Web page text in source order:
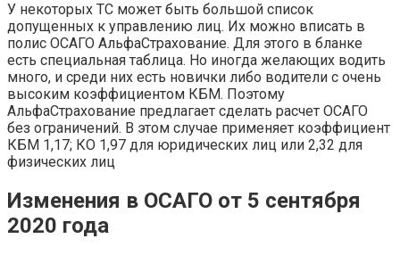
У некоторых ТС может быть большой список
допущенных к управлению лиц. Их можно вписать в
полис ОСАГО АльфаСтрахование. Для этого в бланке
есть специальная таблица. Но иногда желающих водить
много, и среди них есть новички либо водители с очень
высоким коэффициентом КБМ. Поэтому
АльфаСтрахование предлагает сделать расчет ОСАГО
без ограничений. В этом случае применяет коэффициент
КБМ 1,17; КО 1,97 для юридических лиц или 2,32 для
физических лиц
Изменения в ОСАГО от 5 сентября
2020 года